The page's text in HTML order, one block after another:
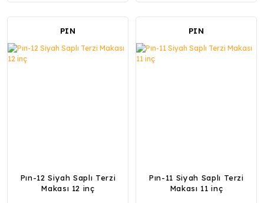
PIN
Pın-12 Siyah Saplı Terzi
Makası 12 inç
PIN
Pın-11 Siyah Saplı Terzi
Makası 11 inç